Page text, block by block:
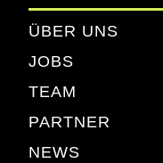
ÜBER UNS
JOBS
TEAM
PARTNER
NEWS